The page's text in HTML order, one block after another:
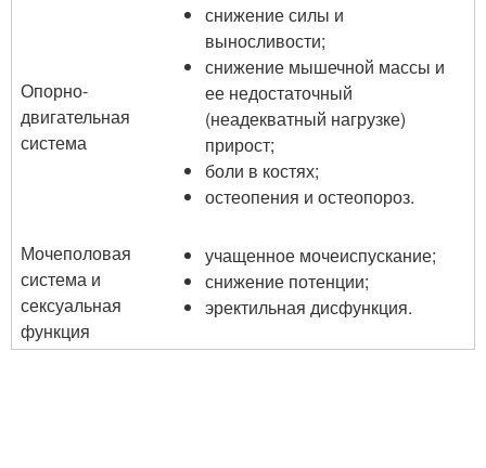
Опорно-
двигательная
система
снижение силы и
выносливости;
снижение мышечной массы и
ее недостаточный
(неадекватный нагрузке)
прирост;
боли в костях;
остеопения и остеопороз.
Мочеполовая
система и
сексуальная
функция
учащенное мочеиспускание;
снижение потенции;
эректильная дисфункция.